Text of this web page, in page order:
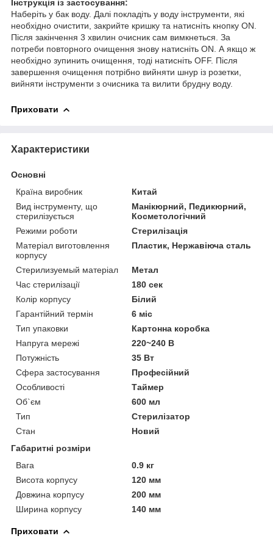
Інструкція із застосування:
Наберіть у бак воду. Далі покладіть у воду інструменти, які
необхідно очистити, закрийте кришку та натисніть кнопку ON.
Після закінчення 3 хвилин очисник сам вимкнеться. За
потреби повторного очищення знову натисніть ON. А якщо ж
необхідно зупинить очищення, тоді натисніть OFF. Після
завершення очищення потрібно вийняти шнур із розетки,
вийняти інструменти з очисника та вилити брудну воду.
Приховати
Характеристики
Основні
Країна виробник
Китай
Вид інструменту, що
стерилізується
Манікюрний, Педикюрний,
Косметологічний
Режими роботи
Стерилізація
Матеріал виготовлення
корпусу
Пластик, Нержавіюча сталь
Стерилизуемый матеріал
Метал
Час стерилізації
180 сек
Колір корпусу
Білий
Гарантійний термін
6 міс
Тип упаковки
Картонна коробка
Напруга мережі
220~240 В
Потужність
35 Вт
Сфера застосування
Професійний
Особливості
Таймер
Об`єм
600 мл
Тип
Стерилізатор
Стан
Новий
Габаритні розміри
Вага
0.9 кг
Висота корпусу
120 мм
Довжина корпусу
200 мм
Ширина корпусу
140 мм
Приховати